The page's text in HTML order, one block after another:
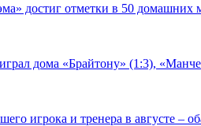
достиг отметки в 50 домашних
дома «Брайтону» (1:3),
игрока и тренера в августе –